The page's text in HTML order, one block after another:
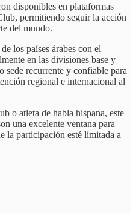
disponibles en plataformas
permitiendo seguir la acción
del mundo.
los países árabes con el
en las divisiones base y
sede recurrente y confiable para
regional e internacional al
o atleta de habla hispana, este
una excelente ventana para
la participación esté limitada a